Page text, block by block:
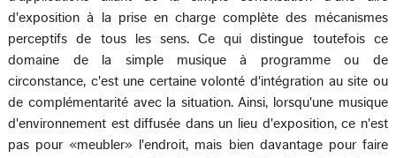
d'exposition à la prise en charge complète des mécanismes
perceptifs de tous les sens. Ce qui distingue toutefois ce
domaine de la simple musique à programme ou de
circonstance, c'est une certaine volonté d'intégration au site ou
de complémentarité avec la situation. Ainsi, lorsqu'une musique
d'environnement est diffusée dans un lieu d'exposition, ce n'est
pas pour «meubler» l'endroit, mais bien davantage pour faire